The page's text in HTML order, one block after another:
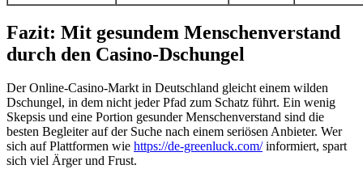
Fazit: Mit gesundem Menschenverstand
durch den Casino-Dschungel
Der Online-Casino-Markt in Deutschland gleicht einem wilden
Dschungel, in dem nicht jeder Pfad zum Schatz führt. Ein wenig
Skepsis und eine Portion gesunder Menschenverstand sind die
besten Begleiter auf der Suche nach einem seriösen Anbieter. Wer
sich auf Plattformen wie https://de-greenluck.com/informiert, spart
sich viel Ärger und Frust.